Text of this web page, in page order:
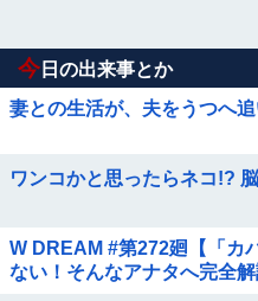
今 日の出来事とか
妻との生活が、夫をうつへ
ワンコかと思ったらネコ!?
W DREAM #第272廻【「カ
ない！そんなアナタへ完全解